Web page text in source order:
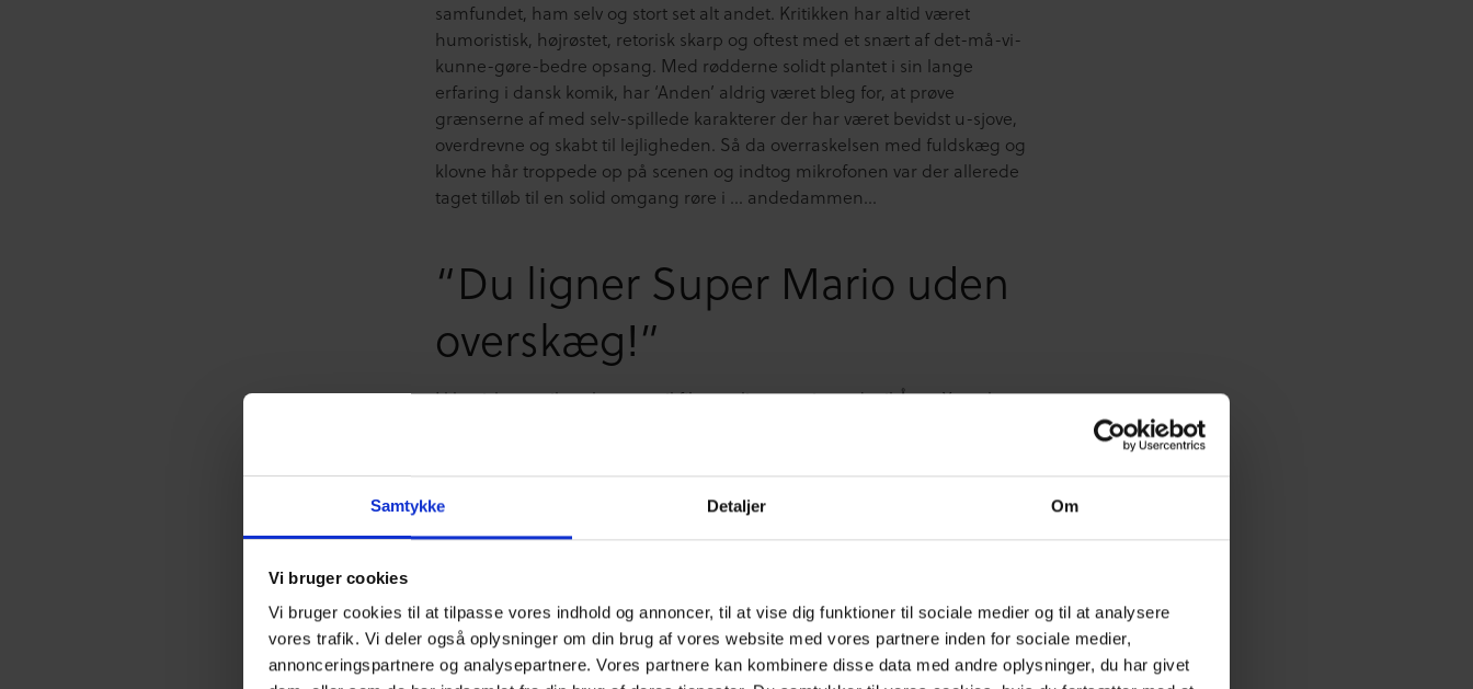
Samtykke Detaljer Om
Vi bruger cookies
Vi bruger cookies til at tilpasse vores indhold og annoncer, til at vise dig funktioner til sociale medier og til at analysere
vores trafik. Vi deler også oplysninger om din brug af vores website med vores partnere inden for sociale medier,
annonceringspartnere og analysepartnere. Vores partnere kan kombinere disse data med andre oplysninger, du har givet
samfundet, ham selv og stort set alt andet. Kritikken har altid været
humoristisk, højrøstet, retorisk skarp og oftest med et snært af det-må-vi-
kunne-gøre-bedre opsang. Med rødderne solidt plantet i sin lange
erfaring i dansk komik, har ‘Anden’ aldrig været bleg for, at prøve
grænserne af med selv-spillede karakterer der har været bevidst u-sjove,
overdrevne og skabt til lejligheden. Så da overraskelsen med fuldskæg og
klovne hår troppede op på scenen og indtog mikrofonen var der allerede
taget tilløb til en solid omgang røre i … andedammen…
“Du ligner Super Mario uden
overskæg!”
I klassisk amerikansk roast-stil fik samtlige nominerede til Årets Youtuber
Dyrlunds hat var grim. Julia Sofia var en pseudo-kendis der kun var med i
Vild Med Dans på et medlidenheds-wildcard. Undervejs i den ti minutter
lange ord-sprint blev der skiftevis smilt akavet og grinet højlydt af de
til at finde stregen og samtidig lege med, hvor tæt man kan komme på
uden at gå over den .-Mange debattører siger dog, at det mislykkedes i
den forgangne weekend.